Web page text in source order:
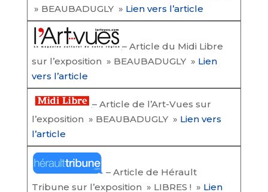
» BEAUBADUGLY » Lien vers l’article
– Article du Midi Libre
sur l’exposition » BEAUBADUGLY » Lien
vers l’article
– Article de l’Art-Vues sur
l’exposition » BEAUBADUGLY » Lien vers
l’article
– Article de Hérault
Tribune sur l’exposition » LIBRES ! » Lien